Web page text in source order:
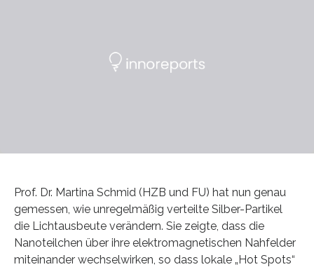
Prof. Dr. Martina Schmid (HZB und FU) hat nun genau
gemessen, wie unregelmäßig verteilte Silber-Partikel
die Lichtausbeute verändern. Sie zeigte, dass die
Nanoteilchen über ihre elektromagnetischen Nahfelder
miteinander wechselwirken, so dass lokale „Hot Spots“